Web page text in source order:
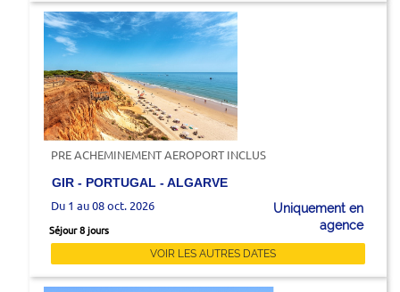
PRE ACHEMINEMENT AEROPORT INCLUS
GIR - PORTUGAL - ALGARVE
Du 1 au 08 oct. 2026
Séjour 8 jours
Uniquement en
agence
VOIR LES AUTRES DATES